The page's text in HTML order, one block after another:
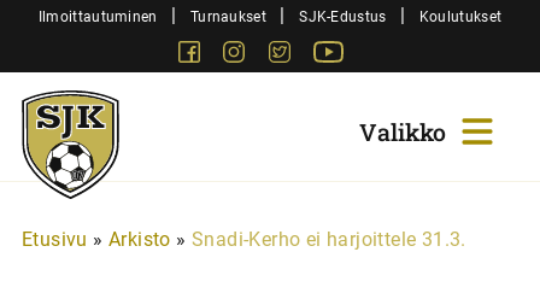
SiirryIlmoittautuminen | Turnaukset | SJK-Edustus | Koulutukset
FacebookInstagram
Twitter
Sjk-
Juniorit
Etusivu » Arkisto » Snadi-Kerho ei harjoittele 31.3.